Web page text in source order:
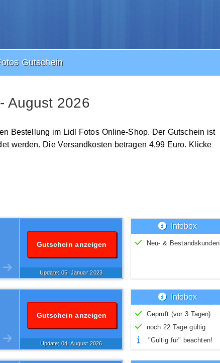
Gutschein
August 2026
Bestellung im Lidl Fotos Online-Shop. Der Gutschein ist
werden. Die Versandkosten betragen 4,99 Euro. Klicke
Gutschein anzeigen
Update: 05. Januar2023
Infobox
Neu- & Bestandskunden
Gutschein anzeigen
Update: 04.August2026
Infobox
Geprüft (vor 3 Tagen)
noch 22 Tage gültig
"Gültig für" beachten!